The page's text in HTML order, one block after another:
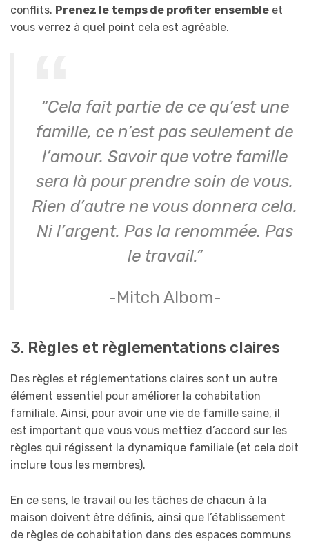
conflits. Prenez le temps de profiter ensemble et
vous verrez à quel point cela est agréable.
“Cela fait partie de ce qu’est une
famille, ce n’est pas seulement de
l’amour. Savoir que votre famille
sera là pour prendre soin de vous.
Rien d’autre ne vous donnera cela.
Ni l’argent. Pas la renommée. Pas
le travail.”
-Mitch Albom-
3. Règles et règlementations claires
Des règles et réglementations claires sont un autre
élément essentiel pour améliorer la cohabitation
familiale. Ainsi, pour avoir une vie de famille saine, il
est important que vous vous mettiez d’accord sur les
règles qui régissent la dynamique familiale (et cela doit
inclure tous les membres).
En ce sens, le travail ou les tâches de chacun à la
maison doivent être définis, ainsi que l’établissement
de règles de cohabitation dans des espaces communs